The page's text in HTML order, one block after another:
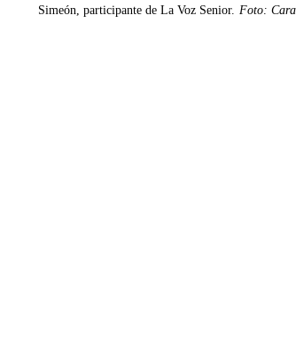
Simeón, participante de La Voz Senior. Foto: